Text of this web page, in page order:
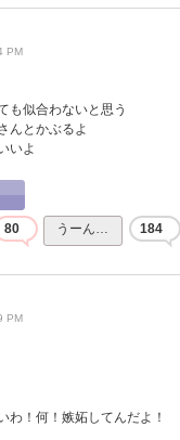
PM
も似合わないと思う
んとかぶるよ
いよ
80 うーん… 184
PM
わ！何！嫉妬してんだよ！